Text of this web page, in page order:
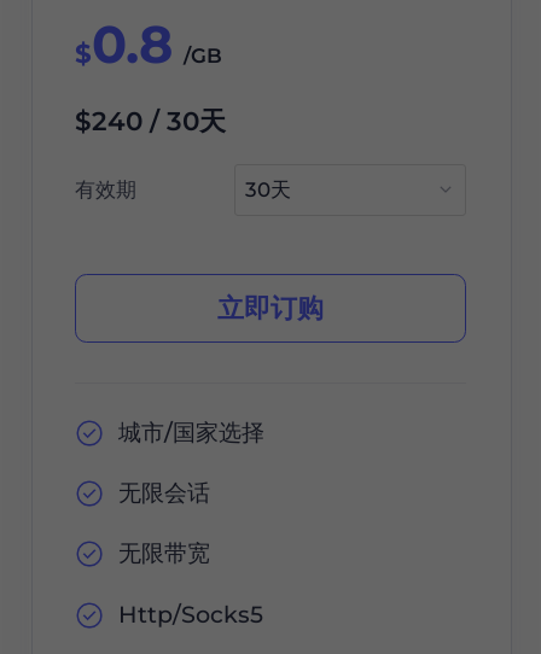
$0.8 /GB
$240 / 30天
有效期
立即订购
城市/国家选择
无限会话
无限带宽
Http/Socks5